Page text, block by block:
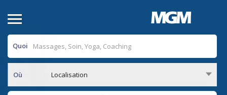
Quoi
Où Localisation